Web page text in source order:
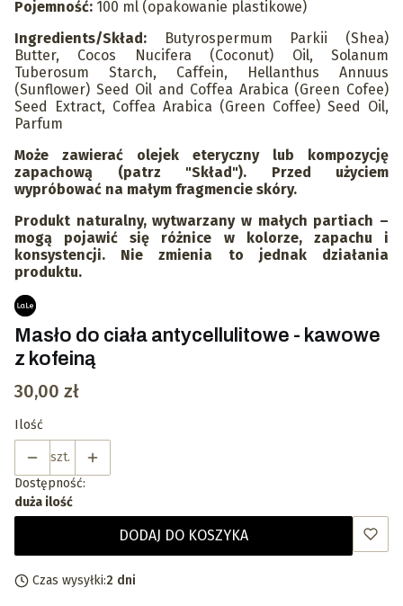
Pojemność: 100 ml (opakowanie plastikowe)
Ingredients/Skład:
Butyrospermum Parkii (Shea)
Butter, Cocos Nucifera (Coconut) Oil, Solanum
Tuberosum Starch, Caffein, Hellanthus Annuus
(Sunflower) Seed Oil and Coffea Arabica (Green Cofee)
Seed Extract, Coffea Arabica (Green Coffee) Seed Oil,
Parfum
Może zawierać olejek eteryczny lub kompozycję
zapachową (patrz "Skład"). Przed użyciem
wypróbować na małym fragmencie skóry.
Produkt naturalny, wytwarzany w małych partiach –
mogą pojawić się różnice w kolorze, zapachu i
konsystencji. Nie zmienia to jednak działania
produktu.
Masło do ciała antycellulitowe - kawowe
z kofeiną
Cena
30,00 zł
Ilość
szt.
Dostępność:
duża ilość
DODAJ DO KOSZYKA
Czas wysyłki:2 dni